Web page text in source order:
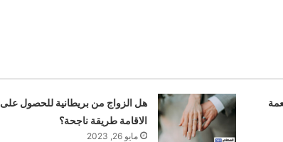
هل الزواج من بريطانية للحصول على
الاقامة طريقة ناجحة؟
مايو 26, 2023